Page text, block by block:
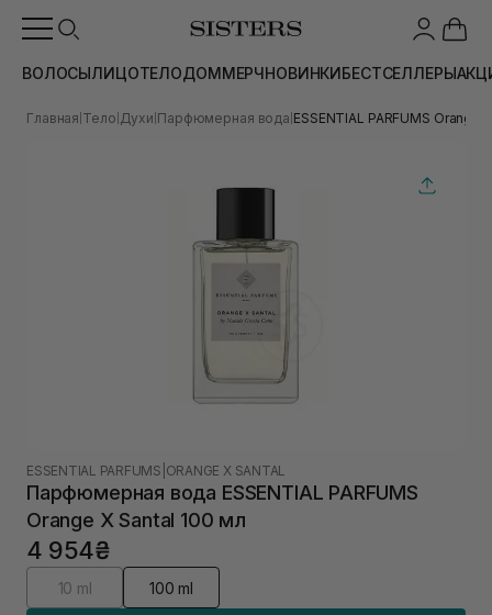
ВОЛОСЫЛИЦОТЕЛОДОММЕРЧНОВИНКИБЕСТСЕЛЛЕРЫ
Главная Тело Духи Парфюмерная вода ESSENTIAL PARFUMS Orange
ESSENTIAL PARFUMS ORANGE X SANTAL
Парфюмерная вода ESSENTIAL PARFUMS
Orange X Santal 100 мл
4 954₴
10 ml 100 ml